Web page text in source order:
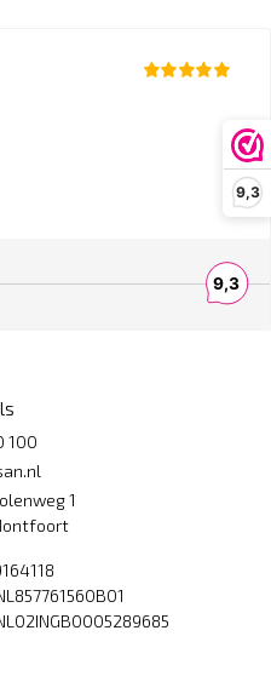
9,3
100
1